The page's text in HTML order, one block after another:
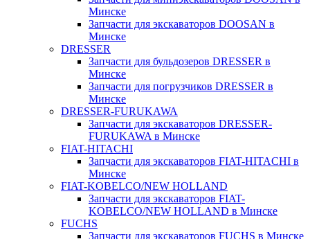
Минске
Запчасти для экскаваторов DOOSAN в
Минске
DRESSER
Запчасти для бульдозеров DRESSER в
Минске
Запчасти для погрузчиков DRESSER в
Минске
DRESSER-FURUKAWA
Запчасти для экскаваторов DRESSER-
FURUKAWA в Минске
FIAT-HITACHI
Запчасти для экскаваторов FIAT-HITACHI в
Минске
FIAT-KOBELCO/NEW HOLLAND
Запчасти для экскаваторов FIAT-
KOBELCO/NEW HOLLAND в Минске
FUCHS
Запчасти для экскаваторов FUCHS в Минске